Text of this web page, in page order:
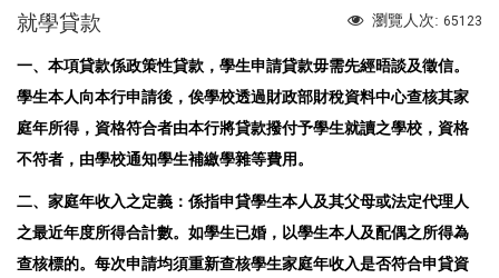
瀏覽人次: 65123
就學貸款
一、本項貸款係政策性貸款，學生申請貸款毋需先經晤談及徵信。
學生本人向本行申請後，俟學校透過財政部財稅資料中心查核其家
庭年所得，資格符合者由本行將貸款撥付予學生就讀之學校，資格
不符者，由學校通知學生補繳學雜等費用。
二、家庭年收入之定義：係指申貸學生本人及其父母或法定代理人
之最近年度所得合計數。如學生已婚，以學生本人及配偶之所得為
查核標的。每次申請均須重新查核學生家庭年收入是否符合申貸資